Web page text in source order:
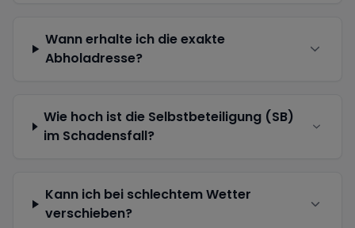
Wann erhalte ich die exakte
Abholadresse?
Wie hoch ist die Selbstbeteiligung (SB)
im Schadensfall?
Kann ich bei schlechtem Wetter
verschieben?